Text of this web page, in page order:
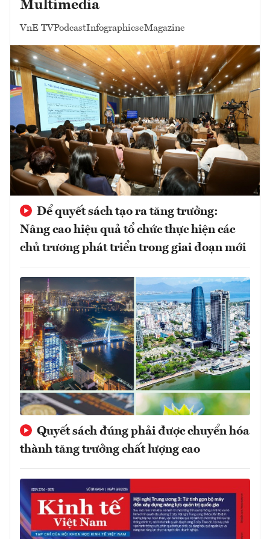
Multimedia
VnE TVPodcastInfographicseMagazine
Để quyết sách tạo ra tăng trưởng:
Nâng cao hiệu quả tổ chức thực hiện các
chủ trương phát triển trong giai đoạn mới
Quyết sách đúng phải được chuyển hóa
thành tăng trưởng chất lượng cao